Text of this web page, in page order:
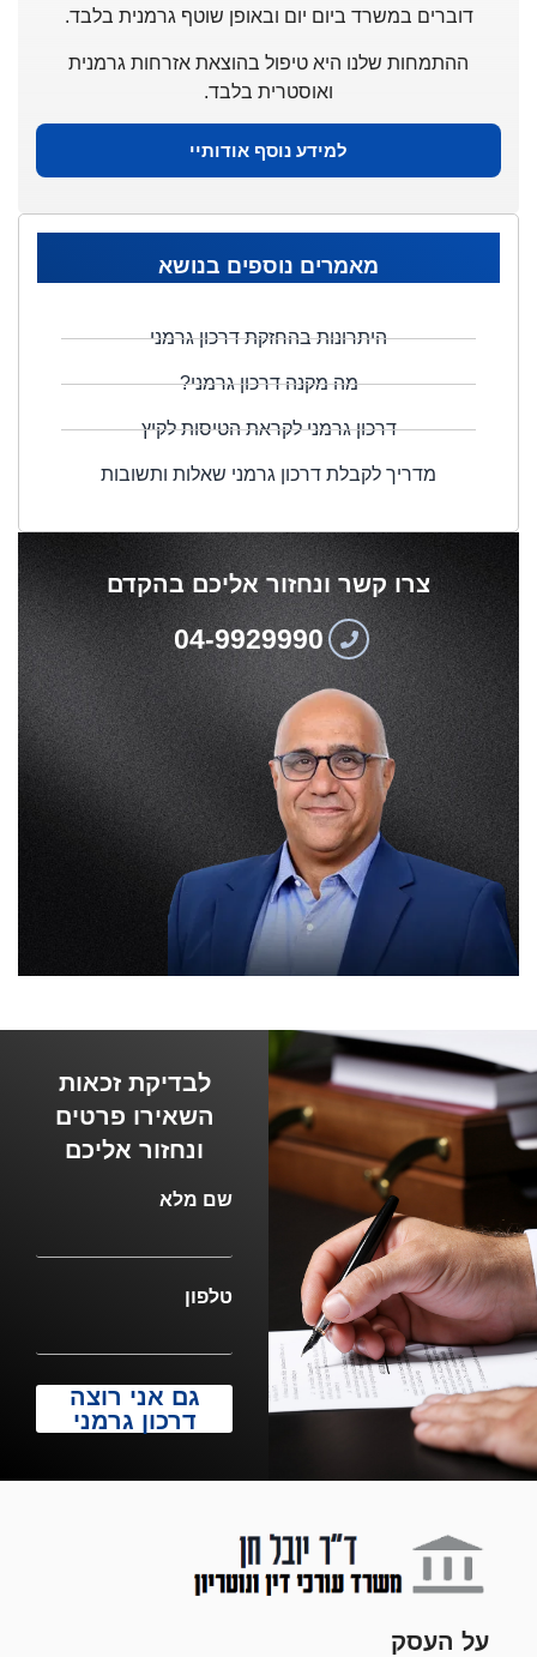
דוברים במשרד ביום יום ובאופן שוטף גרמנית בלבד.
ההתמחות שלנו היא טיפול בהוצאת אזרחות גרמנית
ואוסטרית בלבד.
למידע נוסף אודותיי
מאמרים נוספים בנושא
היתרונות בהחזקת דרכון גרמני
מה מקנה דרכון גרמני?
דרכון גרמני לקראת הטיסות לקיץ
מדריך לקבלת דרכון גרמני שאלות ותשובות
צרו קשר ונחזור אליכם בהקדם
04-9929990
לבדיקת זכאות
השאירו פרטים
ונחזור אליכם
שם מלא
טלפון
גם אני רוצה
דרכון גרמני
על העסק